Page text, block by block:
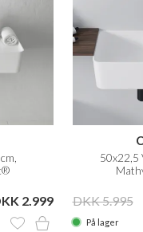
2.999
50x22,5
DKK 5.995
På lager